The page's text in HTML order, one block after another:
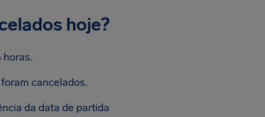
hoje?
horas.
cancelados.
da data de partida